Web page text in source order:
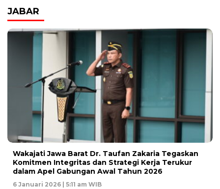
JABAR
Wakajati Jawa Barat Dr. Taufan Zakaria Tegaskan
Komitmen Integritas dan Strategi Kerja Terukur
dalam Apel Gabungan Awal Tahun 2026
6 Januari 2026 | 5:11 am WIB